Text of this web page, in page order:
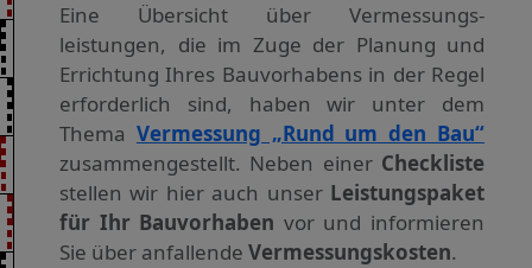
Eine Übersicht über Vermessungs­
leistungen, die im Zuge der Planung und
Errichtung Ihres Bauvorhabens in der Regel
erforderlich sind, haben wir unter dem
Thema Vermessung „Rund um den Bau“
zusammengestellt. Neben einer Checkliste
stellen wir hier auch unser Leistungspaket
für Ihr Bauvorhaben vor und informieren
Sie über anfallende Vermessungskosten.